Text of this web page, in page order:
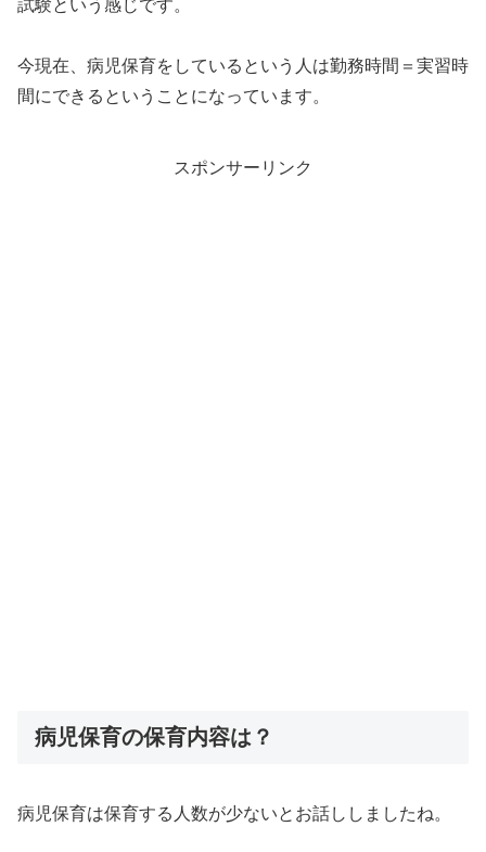
試験という感じです。
今現在、病児保育をしているという人は勤務時間＝実習時
間にできるということになっています。
スポンサーリンク
病児保育の保育内容は？
病児保育は保育する人数が少ないとお話ししましたね。